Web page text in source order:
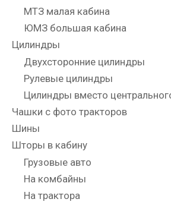
МТЗ малая кабина
ЮМЗ большая кабина
Цилиндры
Двухсторонние цилиндры
Рулевые цилиндры
Цилиндры вместо
Чашки с фото тракторов
Шины
Шторы в кабину
Грузовые авто
На комбайны
На трактора